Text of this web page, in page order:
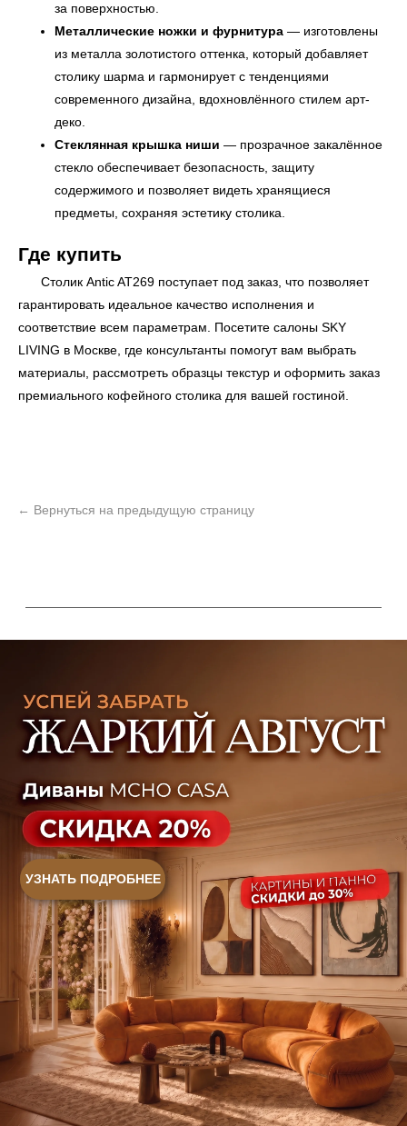
за поверхностью.
Металлические ножки и фурнитура — изготовлены
из металла золотистого оттенка, который добавляет
столику шарма и гармонирует с тенденциями
современного дизайна, вдохновлённого стилем арт-
деко.
Стеклянная крышка ниши — прозрачное закалённое
стекло обеспечивает безопасность, защиту
содержимого и позволяет видеть хранящиеся
предметы, сохраняя эстетику столика.
Где купить
Столик Antic AT269 поступает под заказ, что позволяет
гарантировать идеальное качество исполнения и
соответствие всем параметрам. Посетите салоны SKY
LIVING в Москве, где консультанты помогут вам выбрать
материалы, рассмотреть образцы текстур и оформить заказ
премиального кофейного столика для вашей гостиной.
УЗНАТЬ ПОДРОБНЕЕ
© 2026 Sky Living
Политика конфиденциальности
+7 (958) 202-41-41
+7 (499) 916-60-66
+7 (932) 021-99-97
Политика возврата товаров
Sales@skyliving.ru
Ежедневно, с 10:00 до 21:00
Telegram и YouTube ограничены на территории РФ
(на основании ФЗ-149 "Об информации")